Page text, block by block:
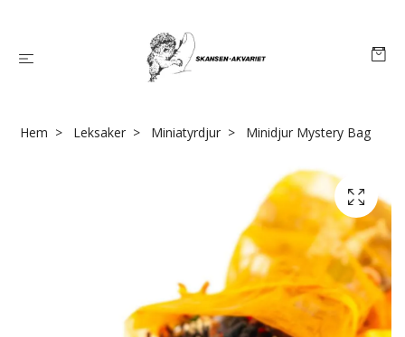
Hem Leksaker Miniatyrdjur Minidjur Mystery Bag